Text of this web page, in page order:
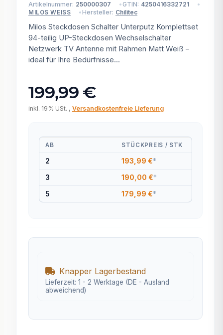
Artikelnummer: 250000307 GTIN: 4250416332721
MILOS WEISS Hersteller: Chilitec
Milos Steckdosen Schalter Unterputz Komplettset
94-teilig UP-Steckdosen Wechselschalter
Netzwerk TV Antenne mit Rahmen Matt Weiß –
ideal für Ihre Bedürfnisse...
199,99 €
inkl. 19% USt. , Versandkostenfreie Lieferung
AB STÜCKPREIS / STK
2 193,99 €*
3 190,00 €*
5 179,99 €*
Knapper Lagerbestand
Lieferzeit: 1 - 2 Werktage (DE - Ausland
abweichend)